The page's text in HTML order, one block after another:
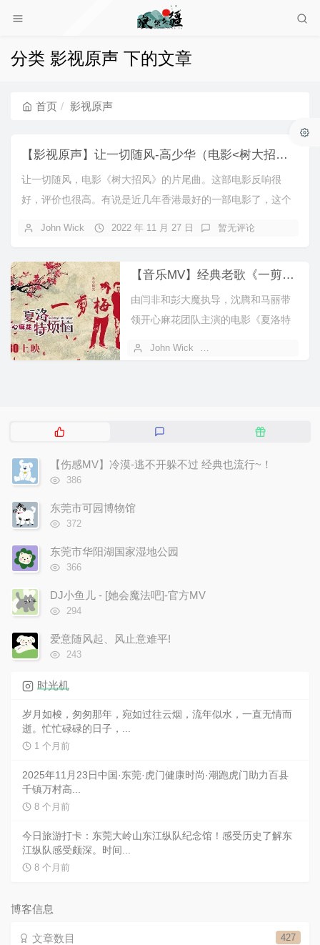
分类 影视原声 下的文章
首页 影视原声
【影视原声】让一切随风-高少华（电影<树大招风>片尾曲）
让一切随风，电影《树大招风》的片尾曲。这部电影反响很
好，评价也很高。有说是近几年香港最好的一部电影了，这个
John Wick 2022 年 11 月 27 日 暂无评论
【音乐MV】经典老歌《一剪梅》全新演绎《夏洛特烦恼》主题曲 - 黄渤&左小祖咒
由闫非和彭大魔执导，沈腾和马丽带
领开心麻花团队主演的电影《夏洛特
John Wick
热
文
章
评
随
文
【伤感MV】冷漠-逃不开躲不过 经典也流行~！
浏
次
数:
386
东莞市可园博物馆
浏
次
数:
372
东莞市华阳湖国家湿地公园
浏
次
数:
366
DJ小鱼儿 - [她会魔法吧]-官方MV
浏
次
数:
294
爱意随风起、风止意难平!
浏
数:
243
时光机
岁月如梭，匆匆那年，宛如过往云烟，流年似水，一直无情而
逝。忙忙碌碌的日子，...
1 个月前
2025年11月23日中国·东莞·虎门健康时尚·潮跑虎门助力百县
千镇万村高...
8 个月前
今日旅游打卡：东莞大岭山东江纵队纪念馆！感受历史了解东
江纵队感受颇深。时间...
8 个月前
博客信息
427
文章数目